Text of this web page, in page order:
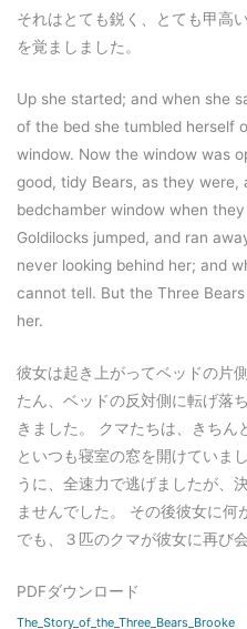
それはとても鋭く、とても甲高
を覚ましました。
Up she started; and when she
of the bed she tumbled herself
window. Now the window was
good, tidy Bears, as they were,
bedchamber window when
Goldilocks jumped, and ran
never looking behind her; and
cannot tell. But the Three
her.
彼女は起き上がってベッドの片
たん、ベッドの反対側に転げ落
きました。 クマたちは、きちん
といつも寝室の窓を開けていま
うに、全速力で逃げましたが、
ませんでした。 その後彼女に何
でも、３匹のクマが彼女に再び
PDFダウンロード
The_Story_of_the_Three_Bears_Brooke